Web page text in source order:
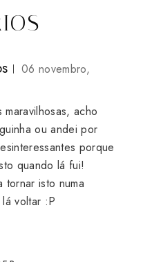
06 novembro,
acho
ou andei por
porque
quando lá fui!
tornar isto numa
voltar :P